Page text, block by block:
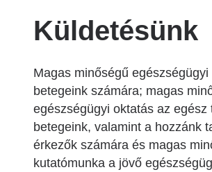
Küldetésünk
Magas minőségű
betegeink számára; magas
egészségügyi oktatás az egész
betegeink, valamint a hozzánk
érkezők számára és magas
kutatómunka a jövő